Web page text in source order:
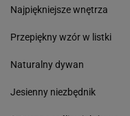
Najpiękniejsze wnętrza
Przepiękny wzór w listki
Naturalny dywan
Jesienny niezbędnik